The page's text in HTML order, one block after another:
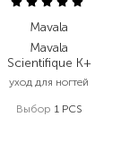
Mavala
Mavala
Scientifique K+
уход для ногтей
Выбор 1 PCS